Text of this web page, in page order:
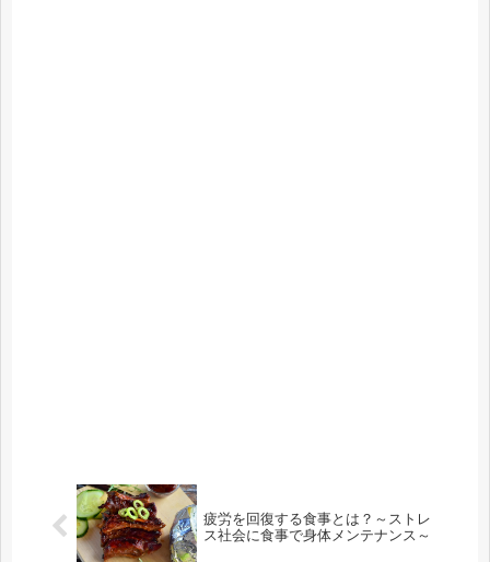
疲労を回復する食事とは？～ストレ
ス社会に食事で身体メンテナンス～